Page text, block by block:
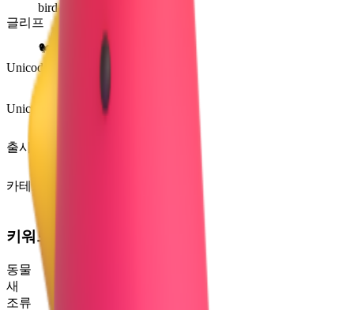
bird
글리프
🐦
Unicode
Unicode 버전
출시 버전
카테고리
키워드
동물
새
조류